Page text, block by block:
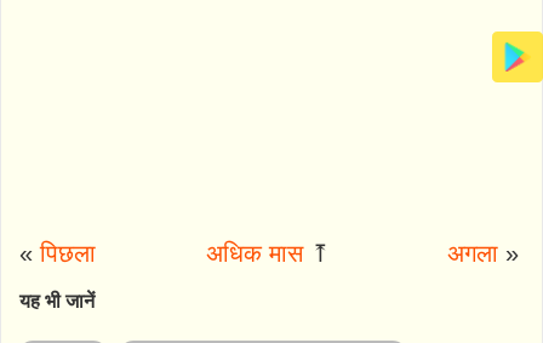
«पिछला अधिक मास⤒ अगला»
यह भी जानें